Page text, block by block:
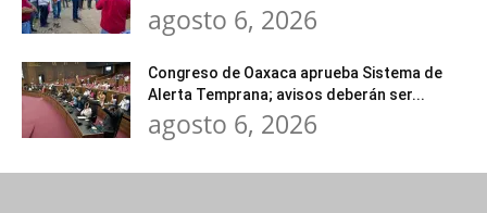
agosto 6, 2026
Congreso de Oaxaca aprueba Sistema de
Alerta Temprana; avisos deberán ser...
agosto 6, 2026